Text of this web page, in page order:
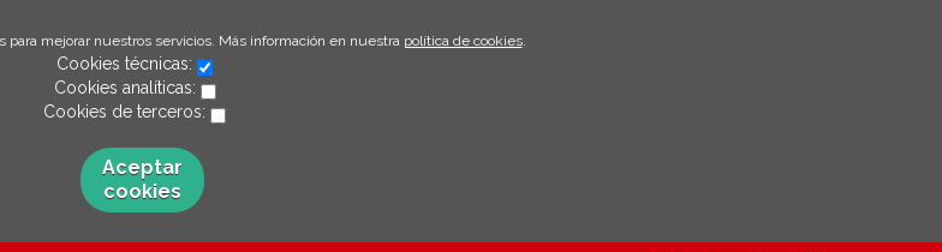
para mejorar nuestros servicios. Más información en nuestra política de cookies.
Cookies técnicas:
Cookies analíticas:
Cookies de terceros:
Aceptar
cookies